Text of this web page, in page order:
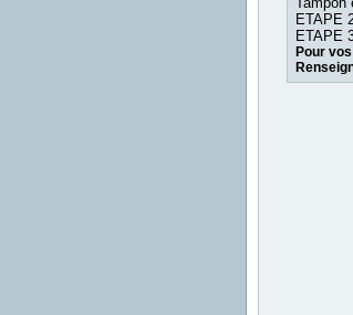
ETAPE
ETAPE
Pour